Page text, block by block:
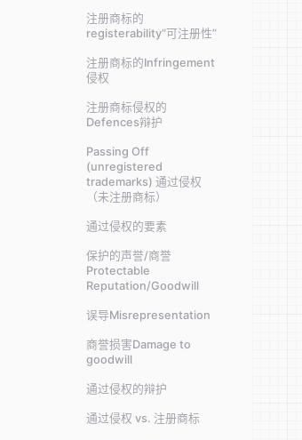
注册商标的
registerability“可注册性”
注册商标的Infringement
侵权
注册商标侵权的
Defences辩护
Passing Off
(unregistered
trademarks) 通过侵权
（未注册商标）
通过侵权的要素
保护的声誉/商誉
Protectable
Reputation/Goodwill
误导Misrepresentation
商誉损害Damage to
goodwill
通过侵权的辩护
通过侵权 vs. 注册商标